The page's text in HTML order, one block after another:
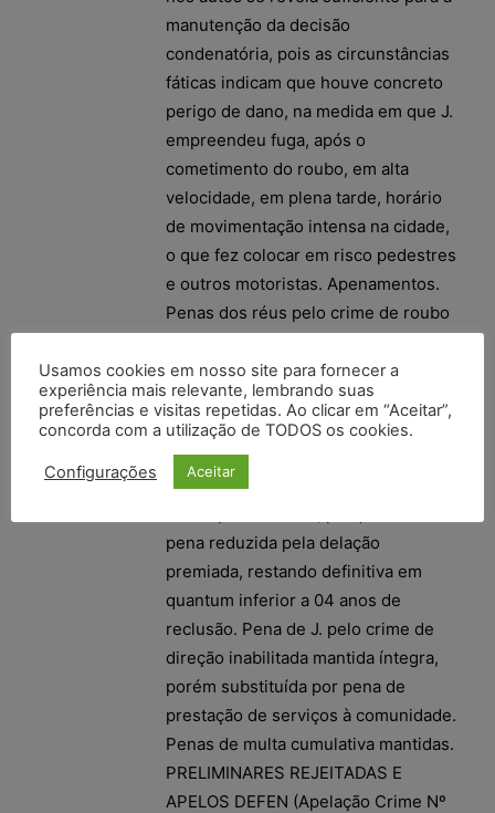
manutenção da decisão
condenatória, pois as circunstâncias
fáticas indicam que houve concreto
perigo de dano, na medida em que J.
empreendeu fuga, após o
cometimento do roubo, em alta
velocidade, em plena tarde, horário
de movimentação intensa na cidade,
o que fez colocar em risco pedestres
e outros motoristas. Apenamentos.
Penas dos réus pelo crime de roubo
basilares no mínimo legal e aplicada
a fração mínima pela presença de
duas circunstâncias majorantes.
Regime inicial semiaberto mantido
para o réu J. e regime inicial aberto
pena reduzida pela delação
premiada, restando definitiva em
quantum inferior a 04 anos de
reclusão. Pena de J. pelo crime de
direção inabilitada mantida íntegra,
porém substituída por pena de
prestação de serviços à comunidade.
Penas de multa cumulativa mantidas.
PRELIMINARES REJEITADAS E
APELOS DEFEN (Apelação Crime Nº
Usamos cookies em nosso site para fornecer a
experiência mais relevante, lembrando suas
preferências e visitas repetidas. Ao clicar em “Aceitar”,
concorda com a utilização de TODOS os cookies.
Configurações Aceitar